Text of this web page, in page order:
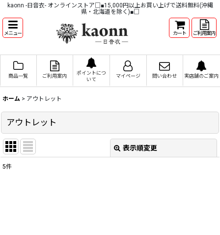
kaonn -日音衣- オンラインストア□■15,000円以上お買い上げで送料無料(沖縄
県・北海道を除く)■□
メニュー カート ご利用案内
商品一覧 ご利用案内
ポイントにつ
いて
マイページ 問い合わせ 実店舗のご案内
ホーム > アウトレット
アウトレット
表示順変更
5件